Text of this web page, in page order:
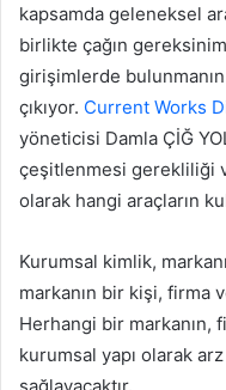
kapsamda geleneksel
birlikte çağın
girişimlerde
çıkıyor. Current Works
yöneticisi Damla ÇİĞ
çeşitlenmesi gerekliliği
olarak hangi araçların
Kurumsal kimlik,
markanın bir kişi, firma
Herhangi bir markanın,
kurumsal yapı olarak
sağlayacaktır.